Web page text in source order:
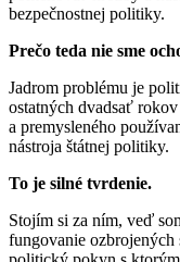
bezpečnostnej politiky.
Prečo teda nie sme
Jadrom problému je
ostatných dvadsať
a premysleného
nástroja štátnej politiky.
To je silné tvrdenie.
Stojím si za ním, veď
fungovanie